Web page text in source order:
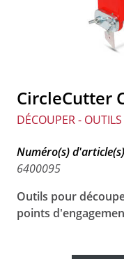
CircleCutter
DÉCOUPER -
Numéro(s)
6400095
Outils pour
points